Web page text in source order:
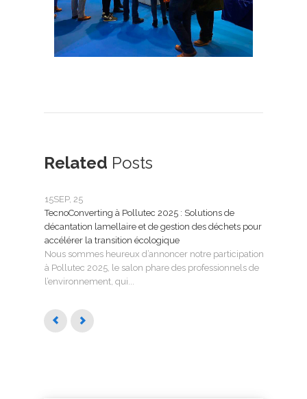
Related Posts
15SEP, 25
TecnoConverting à Pollutec 2025 : Solutions de
décantation lamellaire et de gestion des déchets pour
accélérer la transition écologique
Nous sommes heureux d’annoncer notre participation
à Pollutec 2025, le salon phare des professionnels de
l’environnement, qui...